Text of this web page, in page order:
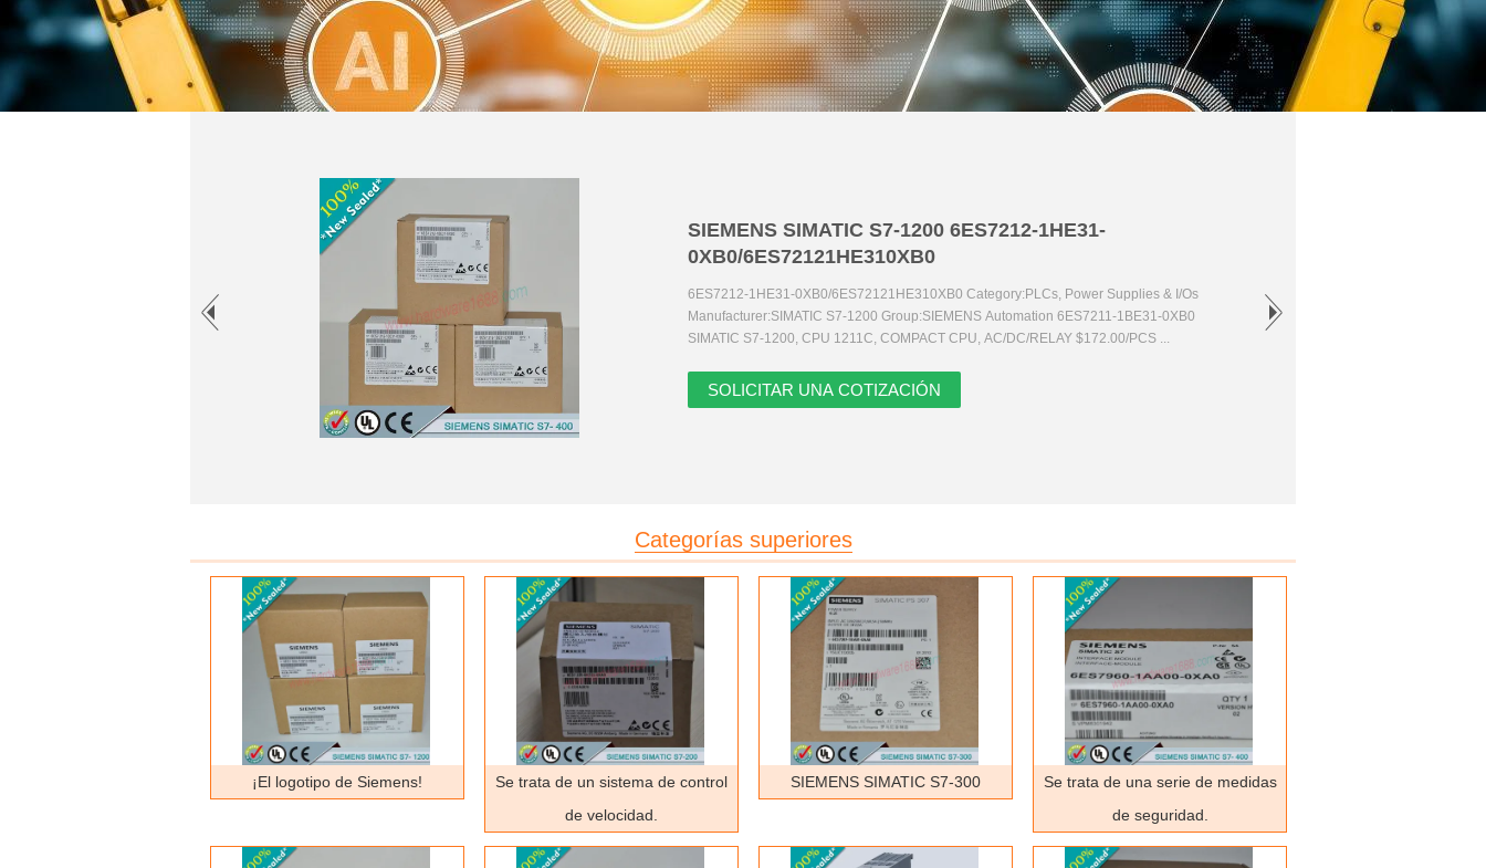
SIEMENS SIMATIC S7-1200 6ES7212-1HE31-
0XB0/6ES72121HE310XB0
6ES7212-1HE31-0XB0/6ES72121HE310XB0 Category:PLCs, Power Supplies & I/Os
Manufacturer:SIMATIC S7-1200 Group:SIEMENS Automation 6ES7211-1BE31-0XB0
SIMATIC S7-1200, CPU 1211C, COMPACT CPU, AC/DC/RELAY $172.00/PCS ...
Categorías superiores
¡El logotipo de Siemens!
Se trata de un sistema de control
de velocidad.
SIEMENS SIMATIC S7-300
Se trata de una serie de medidas
de seguridad.